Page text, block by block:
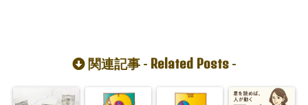
関連記事 - Related Posts-